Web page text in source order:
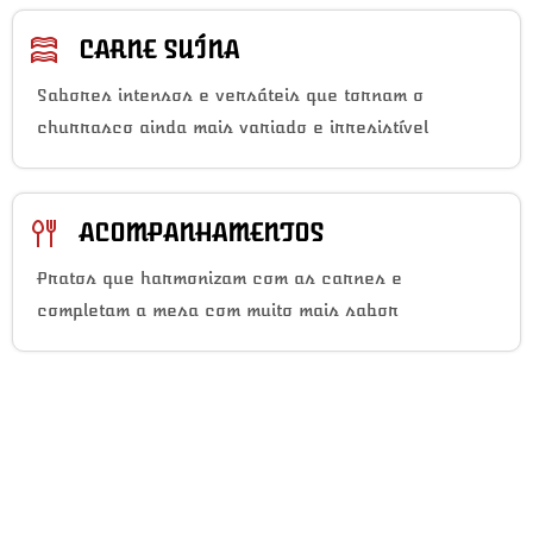
CARNE SUÍNA
Sabores intensos e versáteis que tornam o
churrasco ainda mais variado e irresistível
ACOMPANHAMENTOS
Pratos que harmonizam com as carnes e
completam a mesa com muito mais sabor